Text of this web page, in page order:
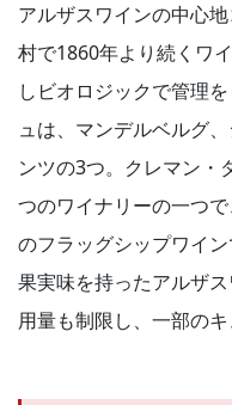
アルザスワインの中心
村で1860年より続くワ
しビオロジックで管理
ュは、マンデルベルグ
ンツの3つ。クレマン・
つのワイナリーの一つ
のフラッグシップワイ
果実味を持ったアルザ
用量も制限し、一部の